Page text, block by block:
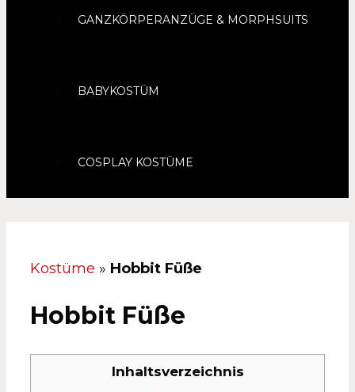
GANZKÖRPERANZÜGE & MORPHSUITS
BABYKOSTÜM
COSPLAY KOSTÜME
Kostüme » Hobbit Füße
Hobbit Füße
Inhaltsverzeichnis